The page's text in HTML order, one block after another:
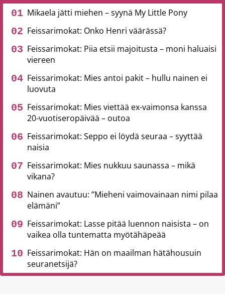
Mikaela jätti miehen – syynä My Little Pony
Feissarimokat: Onko Henri väärässä?
Feissarimokat: Piia etsii majoitusta – moni haluaisi
viereen
Feissarimokat: Mies antoi pakit – hullu nainen ei
luovuta
Feissarimokat: Mies viettää ex-vaimonsa kanssa
20-vuotiseropäivää – outoa
Feissarimokat: Seppo ei löydä seuraa – syyttää
naisia
Feissarimokat: Mies nukkuu saunassa – mikä
vikana?
Nainen avautuu: ”Mieheni vaimovainaan nimi pilaa
elämäni”
Feissarimokat: Lasse pitää luennon naisista – on
vaikea olla tuntematta myötähäpeää
Feissarimokat: Hän on maailman hätähousuin
seuranetsijä?